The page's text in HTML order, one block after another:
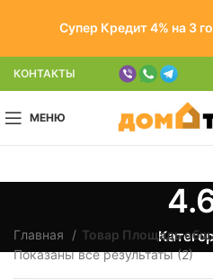
Супер Кредит 4% на 3
КОНТАКТЫ
МЕНЮ
Главная Товар Площадь
Показаны все результаты (2)